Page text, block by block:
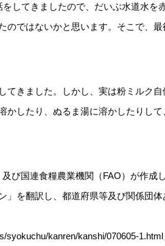
してきましたので、だいぶ水道水を
のではないかと思います。そこで、
てきました。しかし、実は粉ミルク
かしたり、ぬるま湯に溶かしたりし
び国連食糧農業機関（FAO）が作成
」を翻訳し、都道府県等及び関係団
kanren/kanshi/070605-1.html